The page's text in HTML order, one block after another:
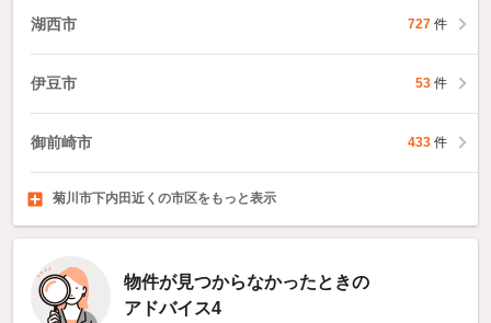
湖西市 727 件
伊豆市 53 件
御前崎市 433 件
伊豆の国市402件
牧之原市 228件
賀茂郡東伊豆町43 件
菊川市下内田近くの市区をもっと表示
物件が見つからなかったときの
アドバイス4